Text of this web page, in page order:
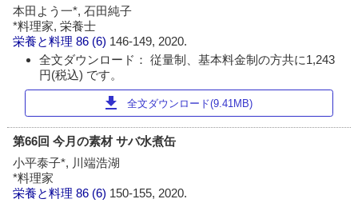
本田よう一*, 石田純子
*料理家, 栄養士
栄養と料理 86 (6) 146-149, 2020.
全文ダウンロード： 従量制、基本料金制の方共に1,243
円(税込) です。
download 全文ダウンロード(9.41MB)
第66回 今月の素材 サバ水煮缶
小平泰子*, 川端浩湖
*料理家
栄養と料理 86 (6) 150-155, 2020.